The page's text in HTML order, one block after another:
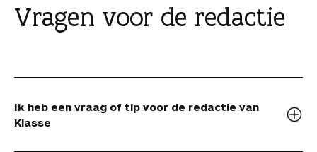
s
Vragen voor de redactie
Ik heb een vraag of tip voor de redactie van
Klasse